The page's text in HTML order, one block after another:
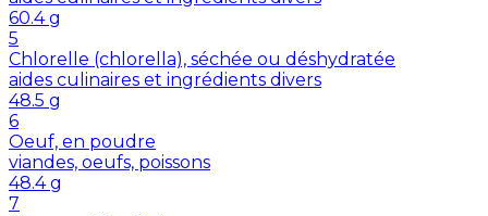
60.4 g
5
Chlorelle (chlorella), séchée ou déshydratée
aides culinaires et ingrédients divers
48.5 g
6
Oeuf, en poudre
viandes, oeufs, poissons
48.4 g
7